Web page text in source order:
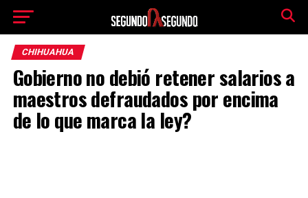
CHIHUAHUA
Gobierno no debió retener salarios a
maestros defraudados por encima
de lo que marca la ley?